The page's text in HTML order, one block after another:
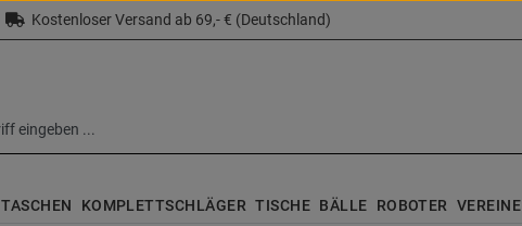
Kostenloser Versand ab 69,- € (Deutschland)
TASCHEN KOMPLETTSCHLÄGER TISCHE BÄLLE ROBOTER VEREINE